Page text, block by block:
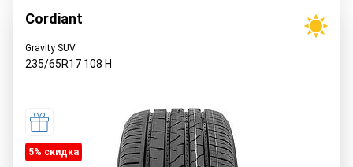
Cordiant
Gravity SUV
235/65R17 108 H
5% cкидка